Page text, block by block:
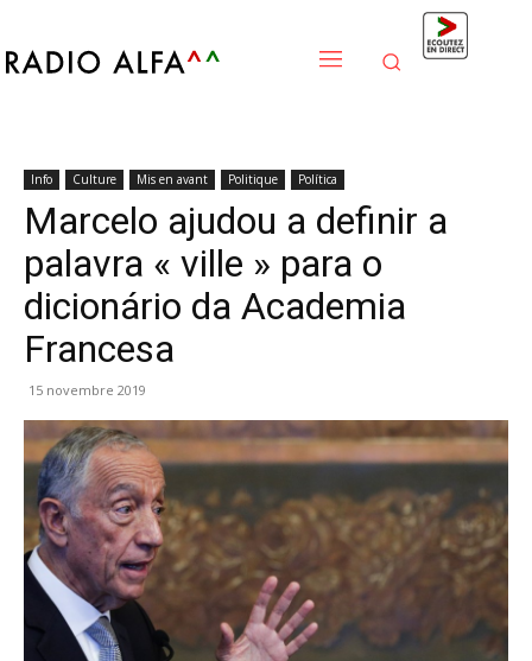
Info Culture Mis en avant Politique Política
Marcelo ajudou a definir a
palavra « ville » para o
dicionário da Academia
Francesa
15 novembre 2019